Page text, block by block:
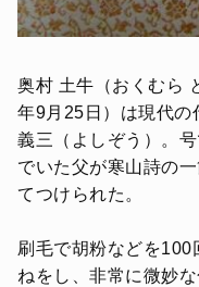
奥村 土牛（おくむら
年9月25日）は現代の
義三（よしぞう）。
でいた父が寒山詩の
てつけられた。
刷毛で胡粉などを
ねをし、非常に微妙